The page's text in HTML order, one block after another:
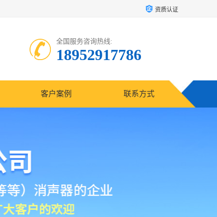
资质认证
全国服务咨询热线:
18952917786
客户案例 联系方式